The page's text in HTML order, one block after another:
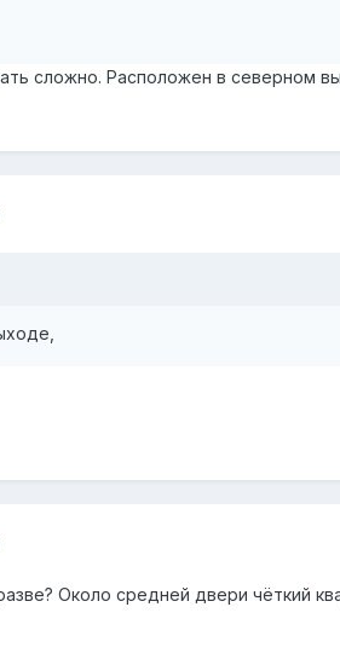
сложно. Расположен в северном
Около средней двери чёткий